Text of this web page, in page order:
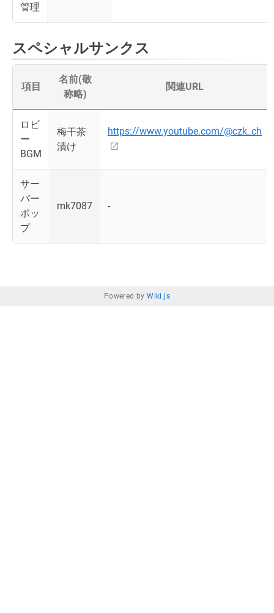
管理
スペシャルサンクス
項目
名前(敬
称略)
関連URL
ロビ
ー
BGM
梅干茶
漬け
https://www.youtube.com/@czk_ch
サー
バー
ポッ
プ
mk7087 -
Powered byWiki.js